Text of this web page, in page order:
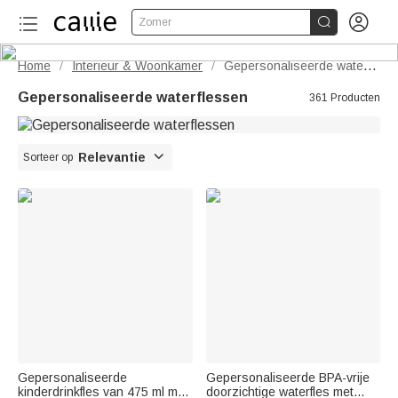
Zomer  
Home / Interieur & Woonkamer / Gepersonaliseerde waterflessen
Gepersonaliseerde waterflessen 361 Producten
Sorteer op Relevantie 
Gepersonaliseerde
kinderdrinkfles van 475 ml met
Gepersonaliseerde BPA-vrije
doorzichtige waterfles met